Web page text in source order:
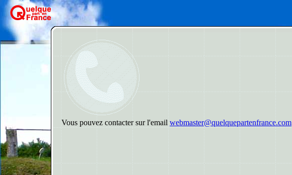
Vous pouvez contacter sur l'emailwebmaster@quelquepartenfrance.com